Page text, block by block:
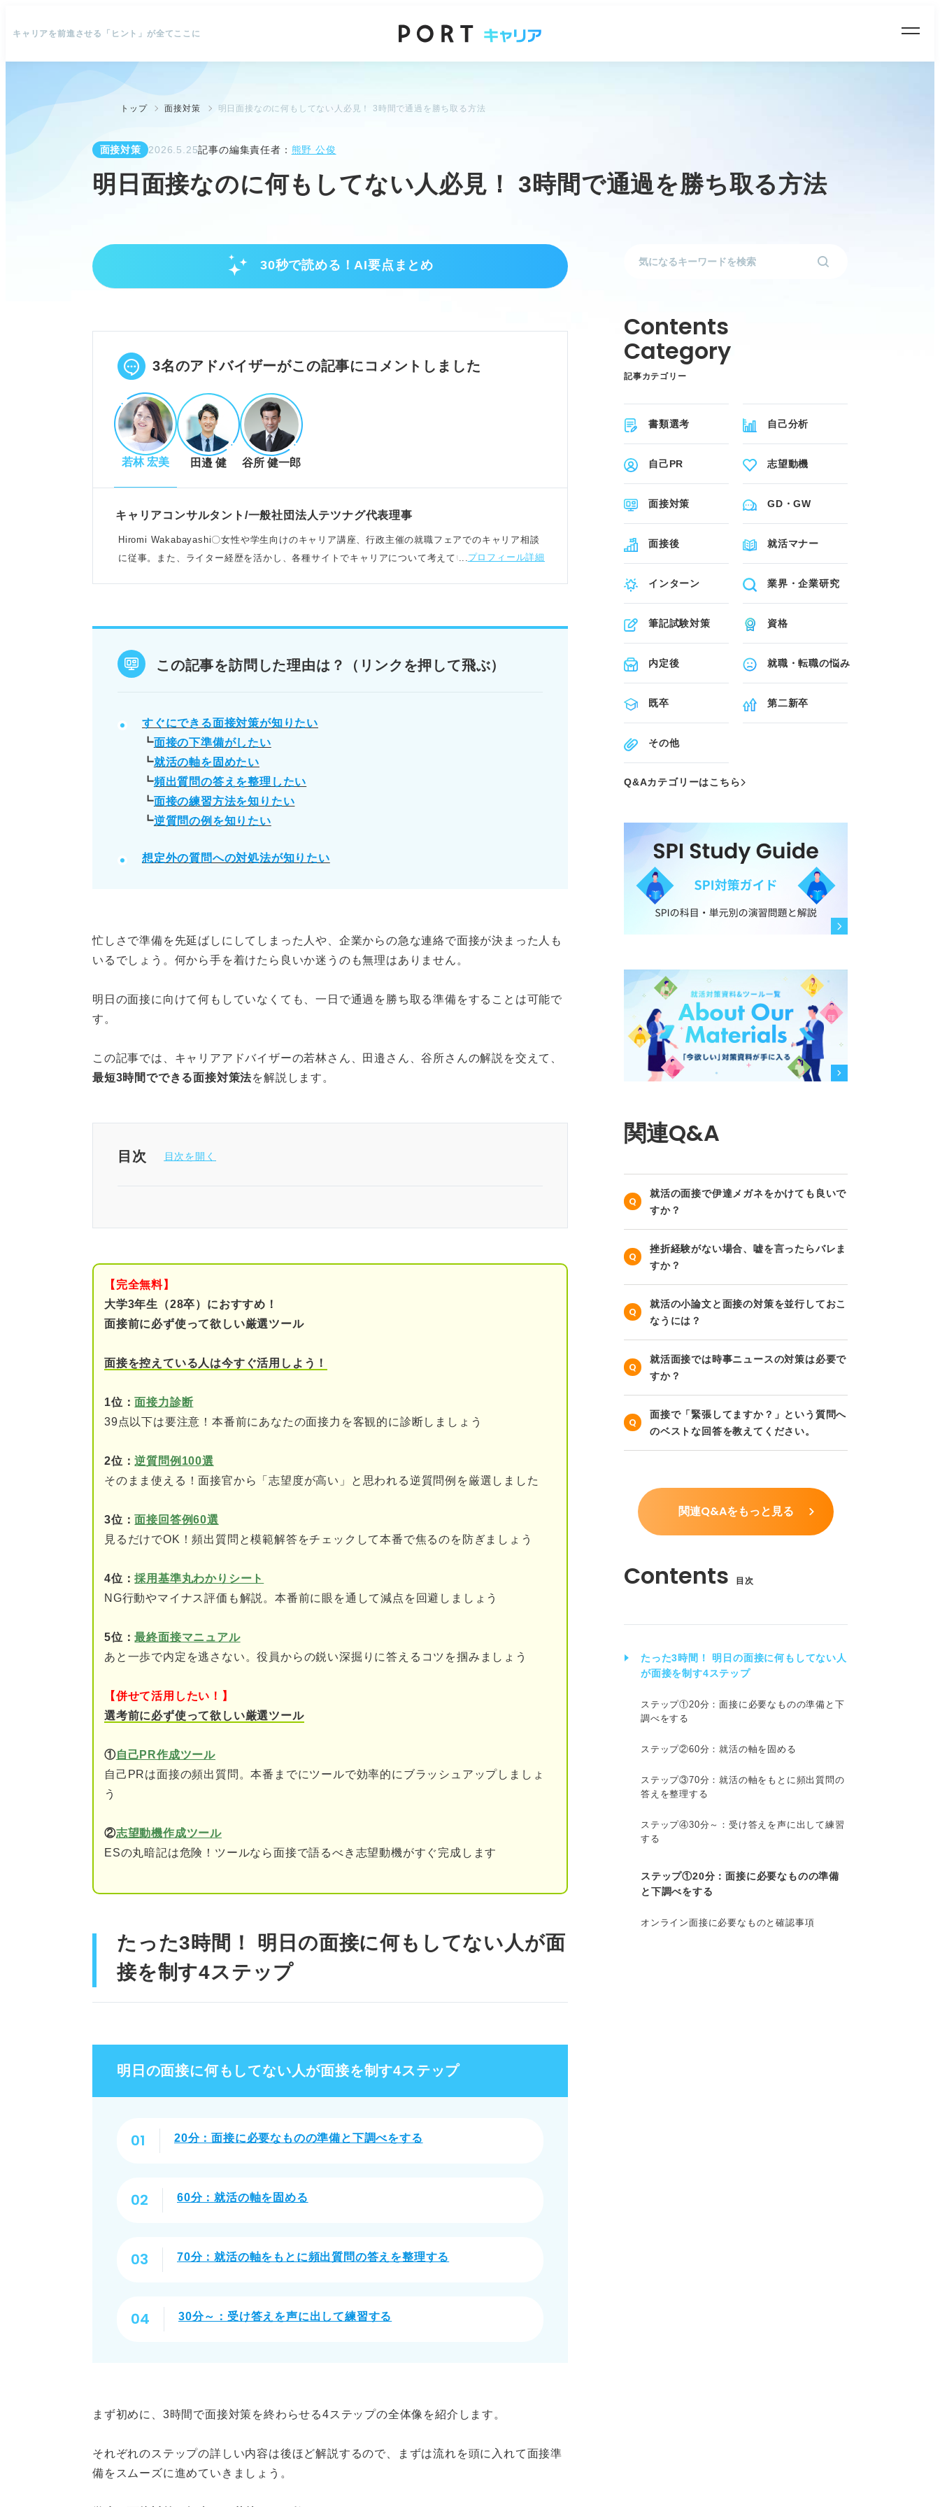
キャリアを前進させる「ヒント」が全てここに
トップ 面接対策 明日面接なのに何もしてない人必見！ 3時間で通過を勝ち取る方法
面接対策 2026.5.25記事の編集責任者： 熊野 公俊
明日面接なのに何もしてない人必見！ 3時間で通過を勝ち取る方法
30秒で読める！AI要点まとめ
3時間で面接を制す！最短ステップ
軸をもとに頻出質問の答えを整理する。
POINT：各ステップの時間配分を守り、効率的に準備を進めることが重要。
面接突破の重要ポイントと直前対策
頻出質問は軸とPREP法で論理的に回答を整理する。
逆質問は企業理解を深めるチャンスとして活用する。
想定外の質問には正直に伝え、会話で切り抜ける。
POINT：回答の一貫性と伝え方を意識し、自信を持って臨むことが評価につな
就活のゴールとスケジュールを決め、計画的に準備を進める。
記事の該当箇所を見る
たった3時間！ 明日の面接に何もしてない人が面接を制す4ステップ
ステップ①20分：面接に必要なものの準備と下調べをする
ステップ②60分：就活の軸を固める
3名のアドバイザーがこの記事にコメントしました
若林 宏美 田邉 健 谷所 健一郎
キャリアコンサルタント/一般社団法人テツナグ代表理事
Hiromi Wakabayashi〇女性や学生向けのキャリア講座、行政主催の就職フェアでのキャリア相談
に従事。また、ライター経歴を活かし、各種サイトでキャリアについて考えている人に向けた記事
プロフィール詳細
この記事を訪問した理由は？（リンクを押して飛ぶ）
すぐにできる面接対策が知りたい
┗面接の下準備がしたい
┗就活の軸を固めたい
┗頻出質問の答えを整理したい
┗面接の練習方法を知りたい
┗逆質問の例を知りたい
想定外の質問への対処法が知りたい
忙しさで準備を先延ばしにしてしまった人や、企業からの急な連絡で面接が決まった人も
いるでしょう。何から手を着けたら良いか迷うのも無理はありません。
明日の面接に向けて何もしていなくても、一日で通過を勝ち取る準備をすることは可能で
す。
この記事では、キャリアアドバイザーの若林さん、田邉さん、谷所さんの解説を交えて、
最短3時間でできる面接対策法を解説します。
目次
ステップ③70分：就活の軸をもとに頻出質問の答えを整理する
ステップ①20分：面接に必要なものの準備と下調べをする
ステップ②60分：就活の軸を固める
自分らしくブレない就活軸をすぐに作る方法
ステップ③70分：就活の軸をもとに頻出質問の答えを整理する
ガクチカのポイントと例
自己PRのポイントと例
長所・短所のポイントと例
キャリアビジョン・入社後やりたいことのポイントと例
録画を確認して改善点を見つける
明日の面接何もしてない！ ピンチでもすぐに使える逆質問リスト
①「緊張しています」と伝える
【完全無料】
大学3年生（28卒）におすすめ！
面接前に必ず使って欲しい厳選ツール
面接を控えている人は今すぐ活用しよう！
1位：面接力診断
39点以下は要注意！本番前にあなたの面接力を客観的に診断しましょう
2位：逆質問例100選
そのまま使える！面接官から「志望度が高い」と思われる逆質問例を厳選しました
3位：面接回答例60選
見るだけでOK！頻出質問と模範解答をチェックして本番で焦るのを防ぎましょう
4位：採用基準丸わかりシート
NG行動やマイナス評価も解説。本番前に眼を通して減点を回避しましょう
5位：最終面接マニュアル
あと一歩で内定を逃さない。役員からの鋭い深掘りに答えるコツを掴みましょう
【併せて活用したい！】
選考前に必ず使って欲しい厳選ツール
①自己PR作成ツール
自己PRは面接の頻出質問。本番までにツールで効率的にブラッシュアップしましょ
う
②志望動機作成ツール
ESの丸暗記は危険！ツールなら面接で語るべき志望動機がすぐ完成します
たった3時間！ 明日の面接に何もしてない人が面
接を制す4ステップ
明日の面接に何もしてない人が面接を制す4ステップ
20分：面接に必要なものの準備と下調べをする
60分：就活の軸を固める
70分：就活の軸をもとに頻出質問の答えを整理する
30分～：受け答えを声に出して練習する
まず初めに、3時間で面接対策を終わらせる4ステップの全体像を紹介します。
それぞれのステップの詳しい内容は後ほど解説するので、まずは流れを頭に入れて面接準
備をスムーズに進めていきましょう。
記事カテゴリー
書類選考 自己分析
自己PR 志望動機
面接対策 GD・GW
面接後 就活マナー
インターン 業界・企業研究
筆記試験対策 資格
内定後 就職・転職の悩み
既卒 第二新卒
その他
Q&Aカテゴリーはこちら
関連Q&A
就活の面接で伊達メガネをかけても良いで
すか？
挫折経験がない場合、嘘を言ったらバレま
すか？
就活の小論文と面接の対策を並行しておこ
なうには？
就活面接では時事ニュースの対策は必要で
すか？
面接で「緊張してますか？」という質問へ
のベストな回答を教えてください。
関連Q&Aをもっと見る
目次
たった3時間！ 明日の面接に何もしてない人
が面接を制す4ステップ
ステップ①20分：面接に必要なものの準備と下
調べをする
ステップ②60分：就活の軸を固める
ステップ③70分：就活の軸をもとに頻出質問の
答えを整理する
ステップ④30分～：受け答えを声に出して練習
する
ステップ①20分：面接に必要なものの準備
と下調べをする
オンライン面接に必要なものと確認事項